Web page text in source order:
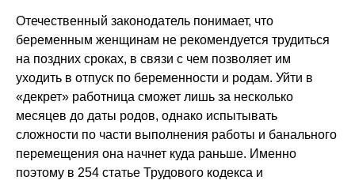
Отечественный законодатель понимает, что
беременным женщинам не рекомендуется трудиться
на поздних сроках, в связи с чем позволяет им
уходить в отпуск по беременности и родам. Уйти в
«декрет» работница сможет лишь за несколько
месяцев до даты родов, однако испытывать
сложности по части выполнения работы и банального
перемещения она начнет куда раньше. Именно
поэтому в 254 статье Трудового кодекса и